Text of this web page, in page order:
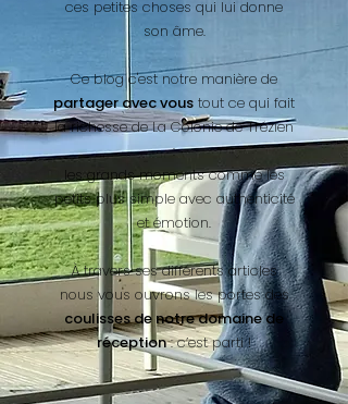
ces petites choses qui lui donne
son âme.
Ce blog c'est notre manière de
partager avec vous tout ce qui fait
la richesse de La Colonie de Trézien
:
les grands moments comme les
petits plus simple avec authenticité
et émotion.
À travers ses différents articles
nous vous ouvrons les portes des
coulisses de notre domaine de
réception: c’est parti !